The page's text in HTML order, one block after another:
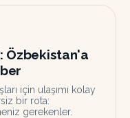
Özbekistan'a
için ulaşımı kolay
bir rota:
gerekenler.